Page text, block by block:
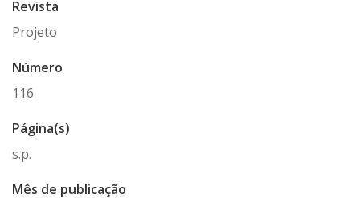
Revista
Projeto
Número
116
Página(s)
s.p.
Mês de publicação